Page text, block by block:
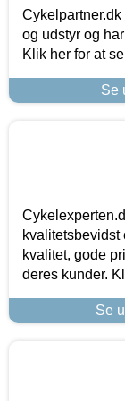
og udstyr og
Klik her for at
Se
kvalitetsbevidst
kvalitet, gode
deres kunder.
Se